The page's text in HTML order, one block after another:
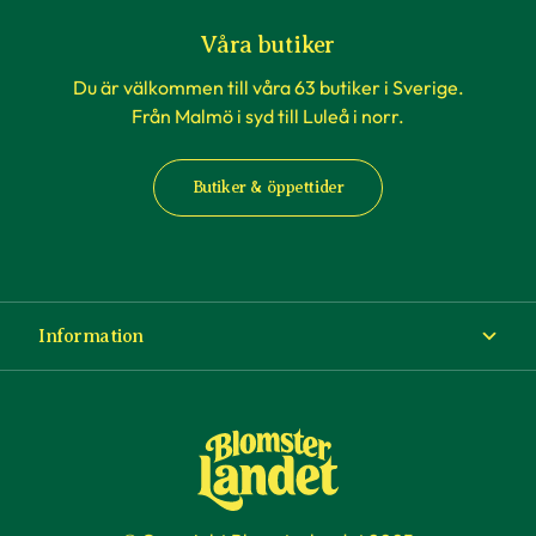
Våra butiker
Du är välkommen till våra 63 butiker i Sverige.
Från Malmö i syd till Luleå i norr.
Butiker & öppettider
Information
Köp- och leveransvillkor